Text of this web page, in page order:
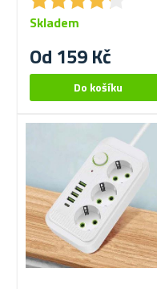
Od 159 Kč
Skladem